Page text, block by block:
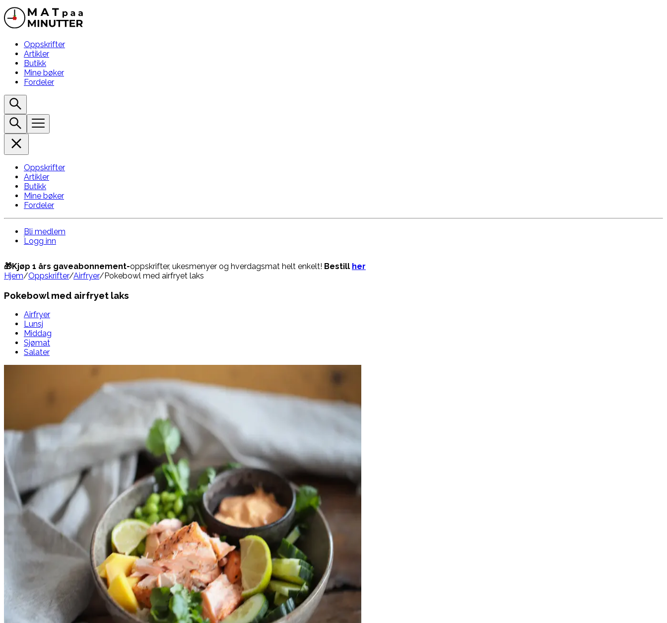
Oppskrifter
Artikler
Butikk
Mine bøker
Fordeler
Oppskrifter
Artikler
Butikk
Mine bøker
Fordeler
Bli medlem
Logg inn
🎁Kjøp 1 års gaveabonnement-oppskrifter, ukesmenyer og hverdagsmat helt enkelt! Bestill her
Hjem/Oppskrifter/Airfryer/Pokebowl med airfryet laks
Pokebowl med airfryet laks
Airfryer
Lunsj
Middag
Sjømat
Salater